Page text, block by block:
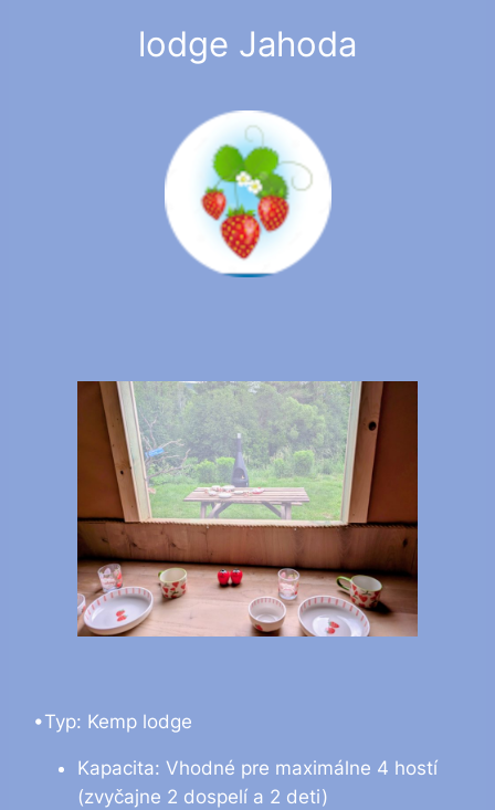
lodge Jahoda
•Typ: Kemp lodge
Kapacita: Vhodné pre maximálne 4 hostí
(zvyčajne 2 dospelí a 2 deti)